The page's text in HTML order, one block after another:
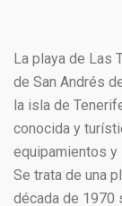
La playa de Las
de San Andrés
la isla de
conocida y
equipamientos
Se trata de una
década de 1970